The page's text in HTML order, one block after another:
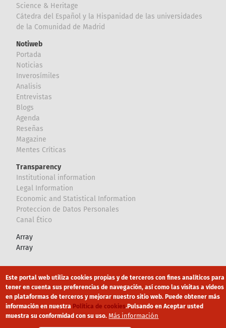
Science & Heritage
Cátedra del Español y la Hispanidad de las universidades
de la Comunidad de Madrid
Notiweb
Portada
Noticias
Inverosímiles
Analisis
Entrevistas
Blogs
Agenda
Reseñas
Magazine
Mentes Críticas
Transparency
Institutional information
Legal Information
Economic and Statistical Information
Proteccion de Datos Personales
Canal Ético
Array
Array
Footer Canal Ético eduroam Mapa Web
Política privacidad Política de cookies Aviso legal
Este portal web utiliza cookies propias y de terceros con fines analíticos para
tener en cuenta sus preferencias de navegación, así como las visitas a vídeos
en plataformas de terceros y mejorar nuestro sitio web. Puede obtener más
información en nuestra Política de cookies.Pulsando en Aceptar usted
muestra su conformidad con su uso. Más información